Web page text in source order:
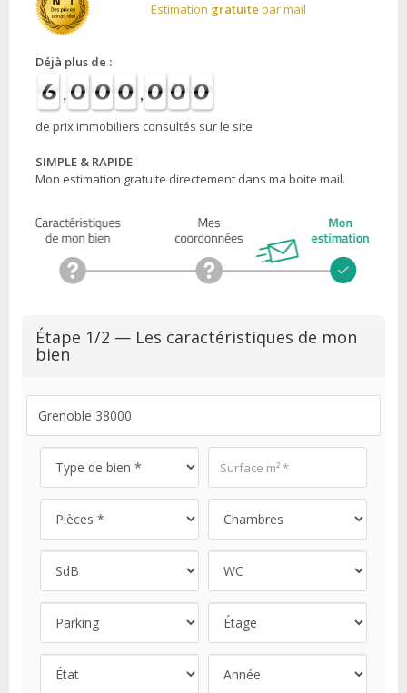
Estimation gratuite par mail
Déjà plus de :
de prix immobiliers consultés sur le site
SIMPLE & RAPIDE
Mon estimation gratuite directement dans ma boite mail.
Étape 1/2 — Les caractéristiques de mon
bien